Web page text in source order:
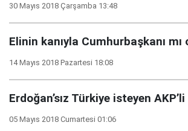
30 Mayıs 2018 Çarşamba 13:48
Elinin kanıyla Cumhurbaşkanı mı
14 Mayıs 2018 Pazartesi 18:08
Erdoğan’sız Türkiye isteyen
05 Mayıs 2018 Cumartesi 01:06